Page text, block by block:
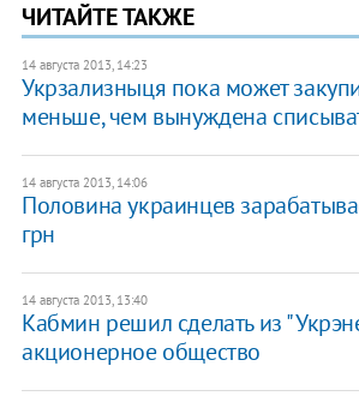
ЧИТАЙТЕ ТАКЖЕ
14 августа 2013, 14:23
Укрзализныця пока может
меньше, чем вынуждена
14 августа 2013, 14:06
Половина украинцев
грн
14 августа 2013, 13:40
Кабмин решил сделать из
акционерное общество